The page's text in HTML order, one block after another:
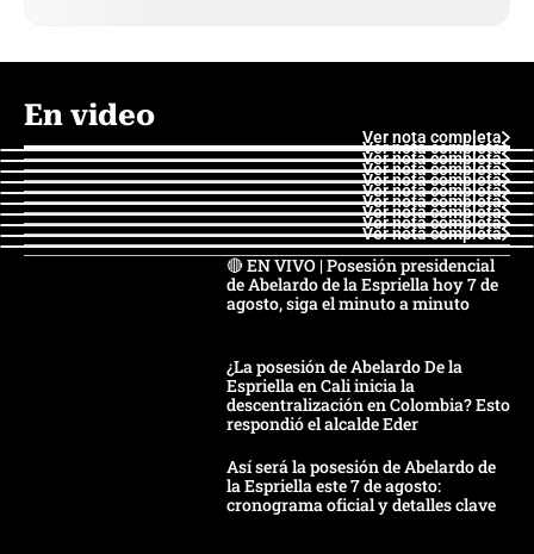
En video
Ver nota completa
Ver nota completa
Ver nota completa
Ver nota completa
Ver nota completa
Ver nota completa
Ver nota completa
Ver nota completa
Ver nota completa
Ver nota completa
🔴 EN VIVO | Posesión presidencial
de Abelardo de la Espriella hoy 7 de
agosto, siga el minuto a minuto
¿La posesión de Abelardo De la
Espriella en Cali inicia la
descentralización en Colombia? Esto
respondió el alcalde Eder
Así será la posesión de Abelardo de
la Espriella este 7 de agosto:
cronograma oficial y detalles clave